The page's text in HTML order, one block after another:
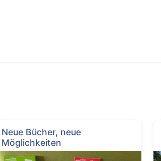
Neue Bücher, neue
Möglichkeiten